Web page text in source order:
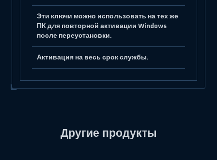
Эти ключи можно использовать на тех же
ПК для повторной активации Windows
после переустановки.
Активация на весь срок службы.
Другие продукты